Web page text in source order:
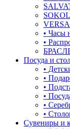
ловец снов
лошадки и
лягушки
медведь
музыка
мышки
обереги
• Часы
•
Посуда и
•
•
•
•
•
•
Сувениры и